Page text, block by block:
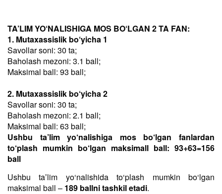
TA’LIM YO‘NALISHIGA MOS BO‘LGAN 2 TA FAN:
1. Mutaxassislik bo‘yicha 1
Savollar soni: 30 ta;
Baholash mezoni: 3.1 ball;
Maksimal ball: 93 ball;
2. Mutaxassislik bo‘yicha 2
Savollar soni: 30 ta;
Baholash mezoni: 2.1 ball;
Maksimal ball: 63 ball;
Ushbu ta’lim yo‘nalishiga mos bo‘lgan fanlardan
to‘plash mumkin bo‘lgan maksimall ball: 93+63=156
ball
Ushbu taʼlim yo‘nalishida to‘plash mumkin bo‘lgan
maksimal ball – 189 ballni tashkil etadi.